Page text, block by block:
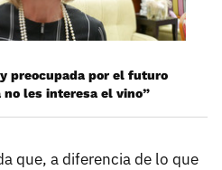
preocupada por el futuro
no les interesa el vino”
que, a diferencia de lo que